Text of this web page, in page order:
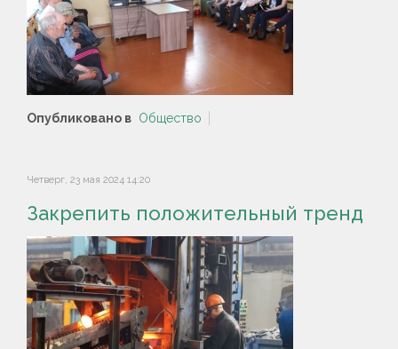
Опубликовано в Общество
Четверг, 23 мая 2024 14:20
Закрепить положительный тренд